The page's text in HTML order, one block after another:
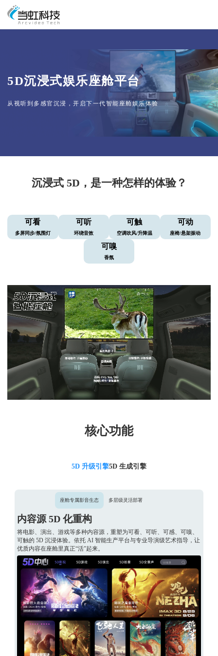
5D沉浸式娱乐座舱平台
从视听到多感官沉浸，开启下一代智能座舱娱乐体验
沉浸式 5D，是一种怎样的体验？
可看
多屏同步/氛围灯
可听
环绕音效
可触
空调吹风/升降温
可动
座椅/悬架振动
可嗅
香氛
核心功能
5D 升级引擎5D 生成引擎
座舱专属影音生态 多层级灵活部署
内容源 5D 化重构
将电影、演出、游戏等多种内容源，重塑为可看、可听、可感、可嗅、
可触的 5D 沉浸体验。依托 AI 智能生产平台与专业导演级艺术指导，让
优质内容在座舱里真正“活”起来。